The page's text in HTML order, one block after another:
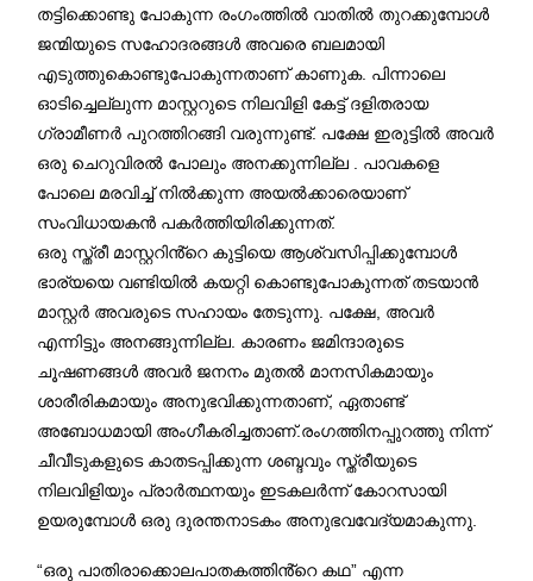
തട്ടിക്കൊണ്ടു പോകുന്ന രംഗംത്തിൽ വാതിൽ തുറക്കുമ്പോൾ
ജന്മിയുടെ സഹോദരങ്ങൾ അവരെ ബലമായി
എടുത്തുകൊണ്ടുപോകുന്നതാണ് കാണുക. പിന്നാലെ
ഓടിച്ചെല്ലുന്ന മാസ്റ്ററുടെ നിലവിളി കേട്ട് ദളിതരായ
ഗ്രാമീണർ പുറത്തിറങ്ങി വരുന്നുണ്ട്. പക്ഷേ ഇരുട്ടിൽ അവർ
ഒരു ചെറുവിരൽ പോലും അനക്കുന്നില്ല . പാവകളെ
പോലെ മരവിച്ച് നിൽക്കുന്ന അയൽക്കാരെയാണ്
സംവിധായകൻ പകർത്തിയിരിക്കുന്നത്.
ഒരു സ്ത്രീ മാസ്റ്ററിൻ്റെ കുട്ടിയെ ആശ്വസിപ്പിക്കുമ്പോൾ
ഭാര്യയെ വണ്ടിയിൽ കയറ്റി കൊണ്ടുപോകുന്നത് തടയാൻ
മാസ്റ്റർ അവരുടെ സഹായം തേടുന്നു. പക്ഷേ, അവർ
എന്നിട്ടും അനങ്ങുന്നില്ല. കാരണം ജമിന്ദാരുടെ
ചൂഷണങ്ങൾ അവർ ജനനം മുതൽ മാനസികമായും
ശാരീരികമായും അനുഭവിക്കുന്നതാണ്, ഏതാണ്ട്
അബോധമായി അംഗീകരിച്ചതാണ്.രംഗത്തിനപ്പുറത്തു നിന്ന്
ചീവീടുകളുടെ കാതടപ്പിക്കുന്ന ശബ്ദവും സ്ത്രീയുടെ
നിലവിളിയും പ്രാർത്ഥനയും ഇടകലർന്ന് കോറസായി
ഉയരുമ്പോൾ ഒരു ദുരന്തനാടകം അനുഭവവേദ്യമാകുന്നു.
“ഒരു പാതിരാക്കൊലപാതകത്തിൻ്റെ കഥ” എന്ന